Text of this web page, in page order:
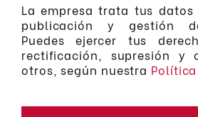
La empresa trata tus
publicación y gestión
Puedes ejercer tus
rectificación, supresión y
otros, según nuestra